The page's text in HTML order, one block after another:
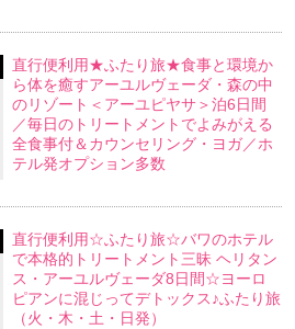
直行便利用★ふたり旅★食事と環境か
ら体を癒すアーユルヴェーダ・森の中
のリゾート＜アーユピヤサ＞泊6日間
／毎日のトリートメントでよみがえる
全食事付＆カウンセリング・ヨガ／ホ
テル発オプション多数
直行便利用☆ふたり旅☆バワのホテル
で本格的トリートメント三昧 ヘリタン
ス・アーユルヴェーダ8日間☆ヨーロ
ピアンに混じってデトックス♪ふたり旅
（火・木・土・日発）